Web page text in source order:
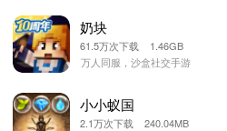
奶块
61.5万次下载 1.46GB
万人同服，沙盒社交手游
小小蚁国
2.1万次下载 240.04MB